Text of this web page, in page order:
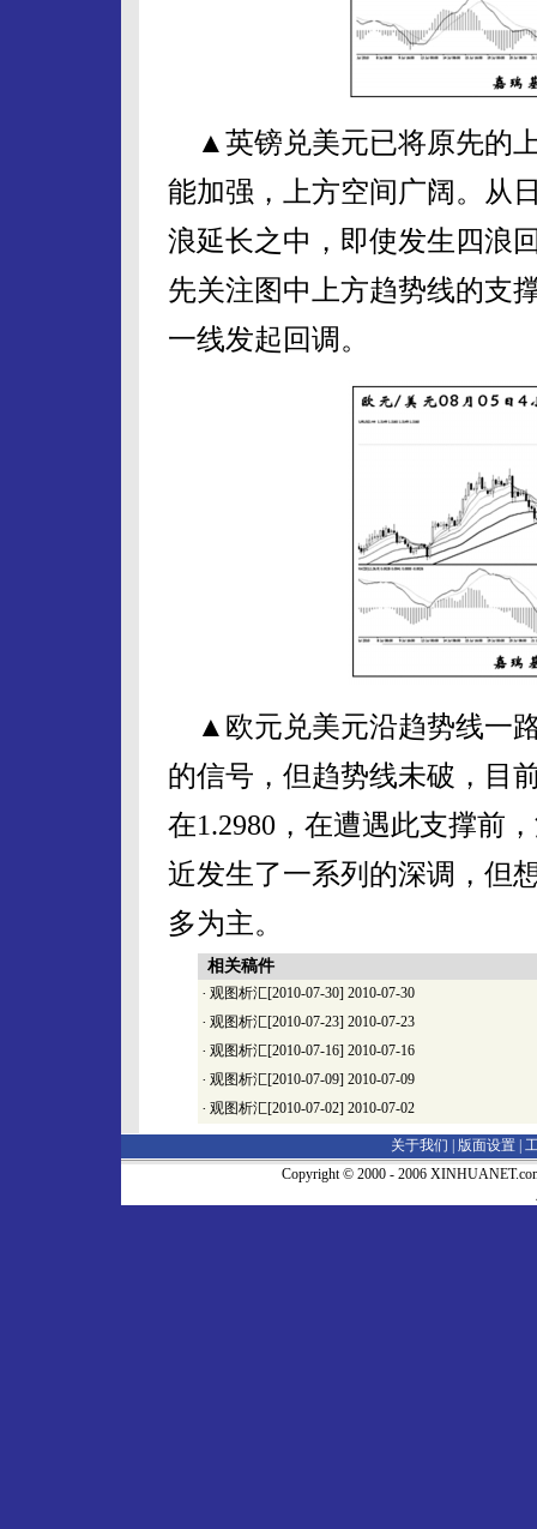
▲英镑兑美元已将原先的
能加强，上方空间广阔。从
浪延长之中，即使发生四浪
先关注图中上方趋势线的支
一线发起回调。
▲欧元兑美元沿趋势线一
的信号，但趋势线未破，目
在1.2980，在遭遇此支撑前
近发生了一系列的深调，但
多为主。
相关稿件
· 观图析汇[2010-07-30] 2010-07-30
· 观图析汇[2010-07-23] 2010-07-23
· 观图析汇[2010-07-16] 2010-07-16
· 观图析汇[2010-07-09] 2010-07-09
· 观图析汇[2010-07-02] 2010-07-02
关于我们 | 版面设置
Copyright © 2000 - 2006